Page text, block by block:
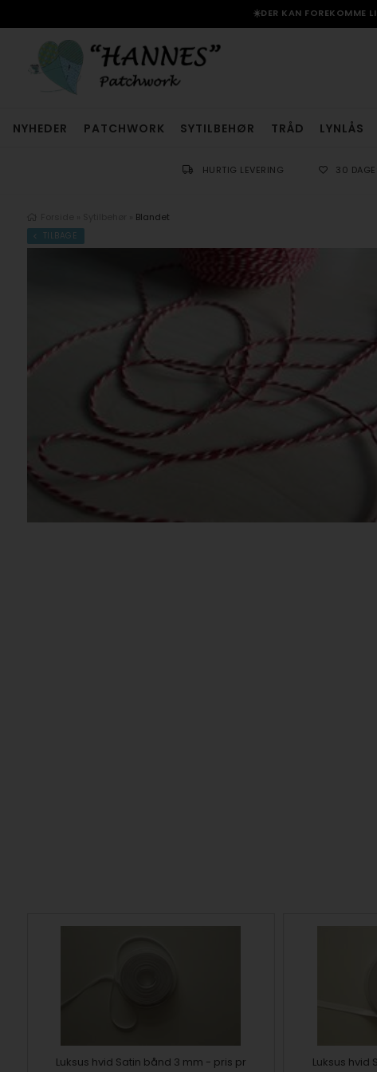
☀️DER KAN FOREKOMME
NYHEDER PATCHWORK SYTILBEHØR TRÅD LYNLÅS
HURTIG LEVERING 30
Blandet
TILBAGE
Luksus hvid Satin bånd 3 mm - pris pr
Luksus hvid